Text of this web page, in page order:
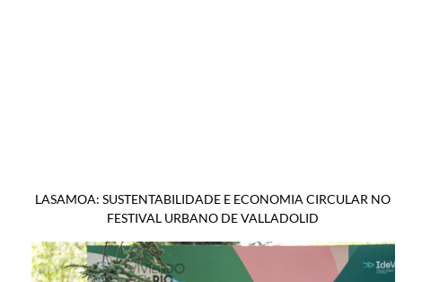
LASAMOA: SUSTENTABILIDADE E ECONOMIA CIRCULAR NO
FESTIVAL URBANO DE VALLADOLID